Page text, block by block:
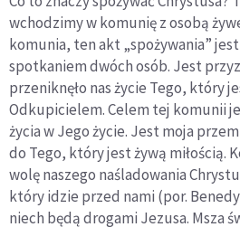
wchodzimy w komunię z osobą
komunia, ten akt „spożywania”
spotkaniem dwóch osób. Jest
przeniknęło nas życie Tego, który
Odkupicielem. Celem tej komunii
życia w Jego życie. Jest moja
do Tego, który jest żywą miłością.
wolę naszego naśladowania
który idzie przed nami (por.
niech będą drogami Jezusa. Msza